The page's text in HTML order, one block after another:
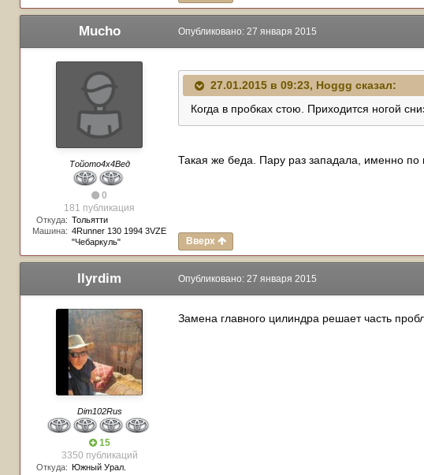
Mucho
Тойото4х4Вед
0
181 публикация
Откуда: Тольятти
Машина: 4Runner 130 1994 3VZE
"Чебаркуль"
Опубликовано: 27 января 2015
27.01.2015 в 09:23, Hoggg сказал:
Когда в пробках стою. Приходится ногой
Такая же беда. Пару раз западала, именно по
Вверх
llyrdim
Dim102Rus
15
3350 публикаций
Откуда: Южный Урал.
Опубликовано: 27 января 2015
Замена главного цилиндра решает часть